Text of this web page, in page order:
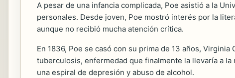
A pesar de una infancia complicada, Poe asistió a la
personales. Desde joven, Poe mostró interés por la
aunque no recibió mucha atención crítica.
En 1836, Poe se casó con su prima de 13 años,
tuberculosis, enfermedad que finalmente la llevaría a
una espiral de depresión y abuso de alcohol.